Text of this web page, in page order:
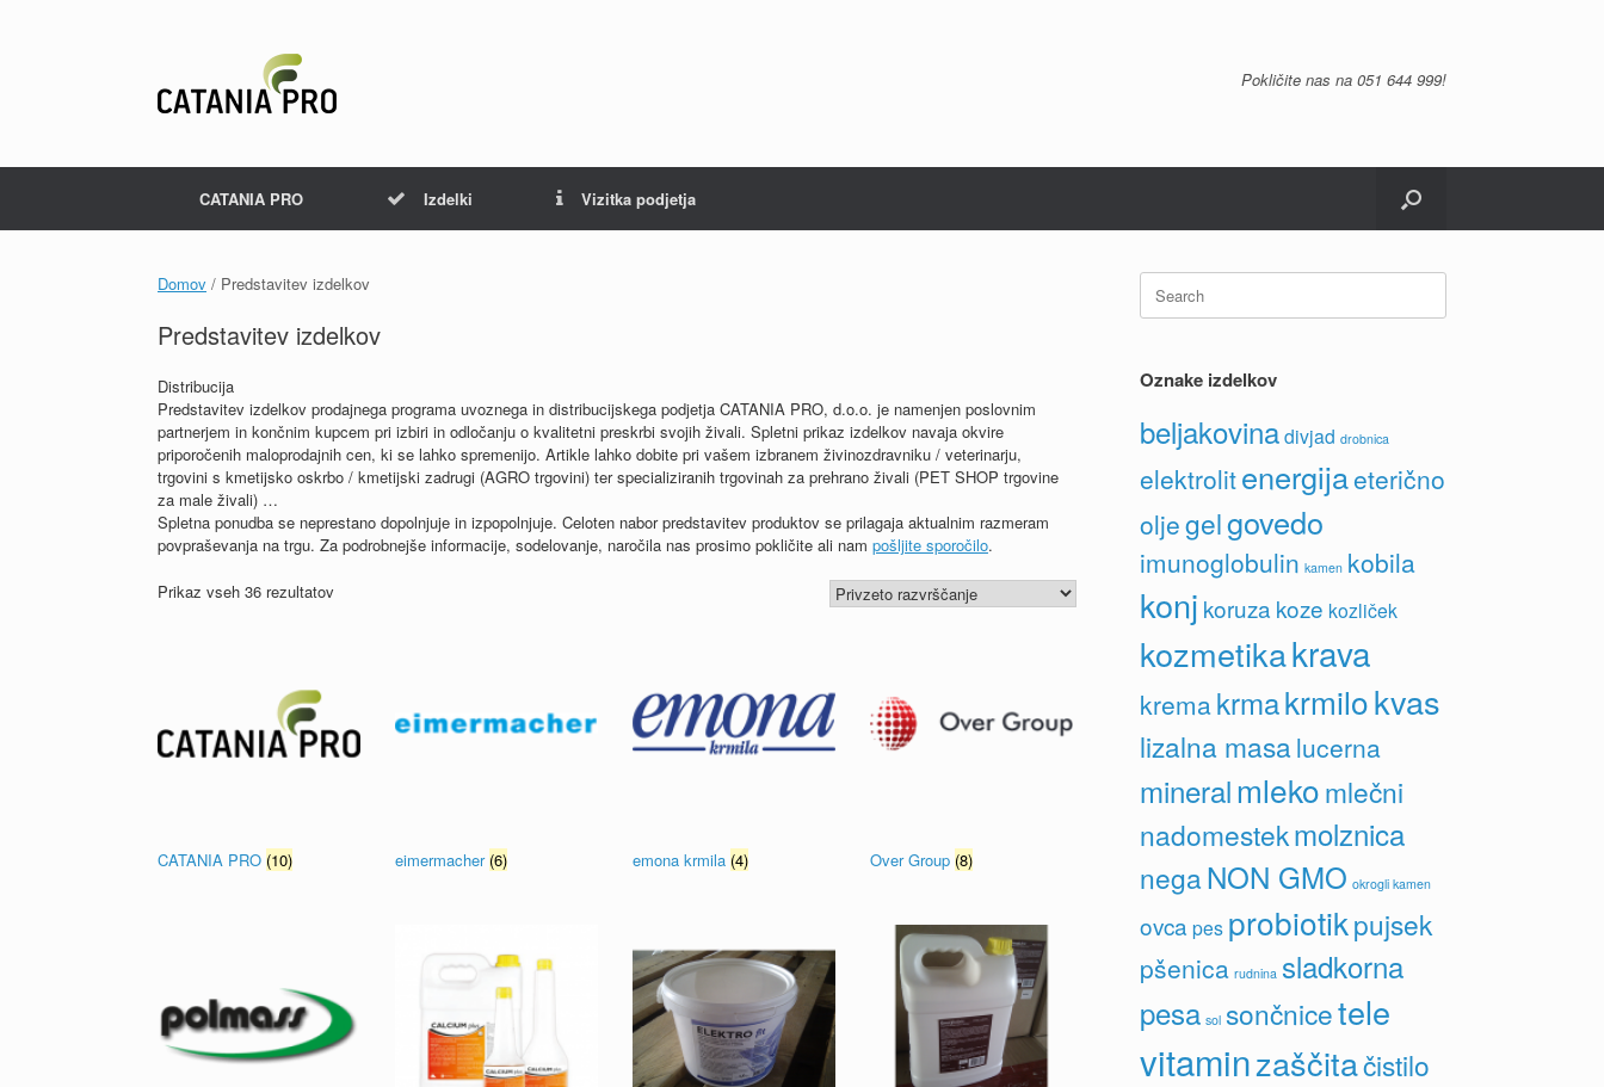
Pokličite nas na 051 644 999!
CATANIA PRO Izdelki Vizitka podjetja
Domov / Predstavitev izdelkov
Predstavitev izdelkov
Distribucija
Predstavitev izdelkov prodajnega programa uvoznega in distribucijskega podjetja CATANIA PRO, d.o.o. je namenjen poslovnim
partnerjem in končnim kupcem pri izbiri in odločanju o kvalitetni preskrbi svojih živali. Spletni prikaz izdelkov navaja okvire
priporočenih maloprodajnih cen, ki se lahko spremenijo. Artikle lahko dobite pri vašem izbranem živinozdravniku / veterinarju,
trgovini s kmetijsko oskrbo / kmetijski zadrugi (AGRO trgovini) ter specializiranih trgovinah za prehrano živali (PET SHOP trgovine
za male živali) …
Spletna ponudba se neprestano dopolnjuje in izpopolnjuje. Celoten nabor predstavitev produktov se prilagaja aktualnim razmeram
povpraševanja na trgu. Za podrobnejše informacije, sodelovanje, naročila nas prosimo pokličite ali nam pošljite sporočilo.
Prikaz vseh 36 rezultatov
CATANIA PRO (10) eimermacher (6) emona krmila (4) Over Group (8)
Search
for:
Oznake izdelkov
beljakovinadivjad drobnica
elektrolitenergijaeterično
oljegelgovedo
imunoglobulin kamen kobila
konj koruza koze kozliček
kozmetikakrava
kremakrmakrmilokvas
lizalna masalucerna
mineralmlekomlečni
nadomestekmolznica
negaNON GMO okrogli kamen
ovca pes probiotikpujsek
pšenica rudnina sladkorna
pesa sol sončnicetele
vitaminzaščitačistilo